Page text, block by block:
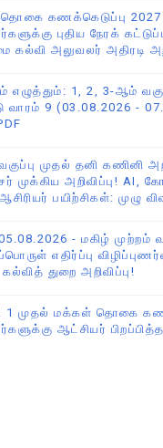
கணக்கெடுப்பு
புதிய நேரக்
கல்வி அலுவலர் அதிரடி
1, 2, 3-ஆம்
வாரம் 9 (03.08.2026 -
முதல் தனி கணினி
முக்கிய அறிவிப்பு! AI,
பயிற்சிகள்: முழு
- மகிழ் முற்றம்
எதிர்ப்பு
துறை அறிவிப்பு!
முதல் மக்கள் தொகை
ஆட்சியர்